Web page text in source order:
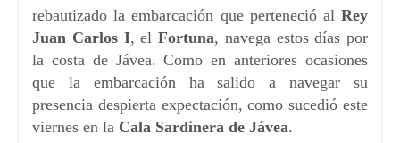
rebautizado la embarcación que perteneció al Rey
Juan Carlos I, el Fortuna, navega estos días por
la costa de Jávea. Como en anteriores ocasiones
que la embarcación ha salido a navegar su
presencia despierta expectación, como sucedió este
viernes en la Cala Sardinera de Jávea.